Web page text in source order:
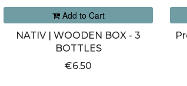
Add to Cart
NATIV | WOODEN BOX - 3
BOTTLES
€6.50